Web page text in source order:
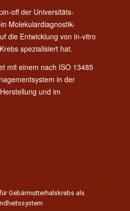
off der Universitäts-
Molekulardiagnostik-
die Entwicklung von in-vitro
spezialisiert hat.
mit einem nach ISO 13485
in der
und im
Gebärmutterhalskrebs als